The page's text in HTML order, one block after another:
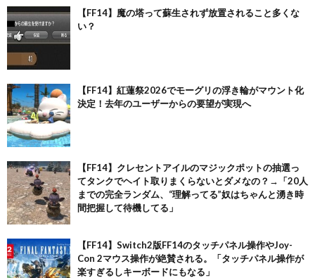
【FF14】魔の塔って蘇生されず放置されること多くな
い？
【FF14】紅蓮祭2026でモーグリの浮き輪がマウント化
決定！去年のユーザーからの要望が実現へ
【FF14】クレセントアイルのマジックポットの抽選っ
てタンクでヘイト取りまくらないとダメなの？→「20人
までの完全ランダム、“理解ってる”奴はちゃんと湧き時
間把握して待機してる」
【FF14】Switch2版FF14のタッチパネル操作やJoy-
Con 2マウス操作が絶賛される。「タッチパネル操作が
楽すぎるしキーボードにもなる」